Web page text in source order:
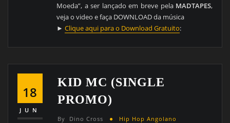
Moeda”, a ser lançado em breve pela MADTAPES,
veja o video e faça DOWNLOAD da música
►Clique aqui para o Download Gratuito:
18
JUN
KID MC (SINGLE
PROMO)
By Dino Cross Hip Hop Angolano